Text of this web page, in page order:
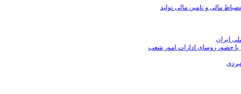
مالی و تامین مالی تولید
ایران
با حضور روسای ادارات امور شعب